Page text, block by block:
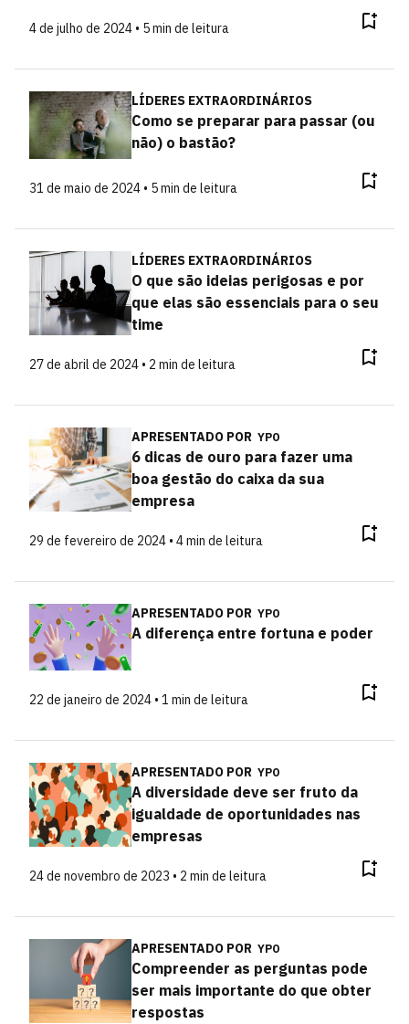
4 de julho de 2024 • 5 min de leitura
LÍDERES EXTRAORDINÁRIOS
Como se preparar para passar (ou
não) o bastão?
31 de maio de 2024 • 5 min de leitura
LÍDERES EXTRAORDINÁRIOS
O que são ideias perigosas e por
que elas são essenciais para o seu
time
27 de abril de 2024 • 2 min de leitura
APRESENTADO POR YPO
6 dicas de ouro para fazer uma
boa gestão do caixa da sua
empresa
29 de fevereiro de 2024 • 4 min de leitura
APRESENTADO POR YPO
A diferença entre fortuna e poder
22 de janeiro de 2024 • 1 min de leitura
APRESENTADO POR YPO
A diversidade deve ser fruto da
igualdade de oportunidades nas
empresas
24 de novembro de 2023 • 2 min de leitura
APRESENTADO POR YPO
Compreender as perguntas pode
ser mais importante do que obter
respostas